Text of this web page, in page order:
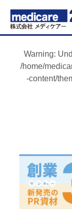
Warning:
/home/
-content/